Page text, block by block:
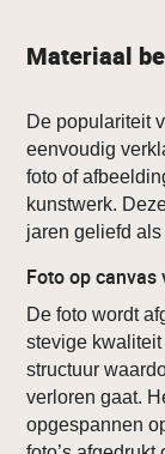
Materiaal
De populariteit
eenvoudig
foto of
kunstwerk.
jaren geliefd
Foto op
De foto wordt
stevige
structuur
verloren gaat.
opgespannen